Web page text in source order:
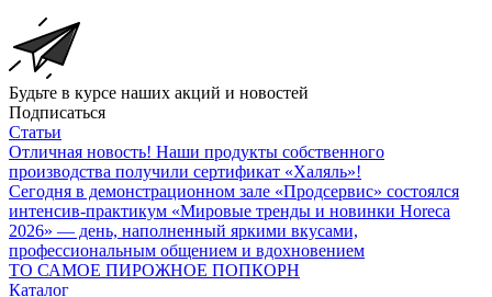
Будьте в курсе наших акций и новостей
Подписаться
Статьи
Отличная новость! Наши продукты собственного
производства получили сертификат «Халяль»!
Сегодня в демонстрационном зале «Продсервис» состоялся
интенсив-практикум «Мировые тренды и новинки Horeca
2026» — день, наполненный яркими вкусами,
профессиональным общением и вдохновением
ТО САМОЕ ПИРОЖНОЕ ПОПКОРН
Каталог